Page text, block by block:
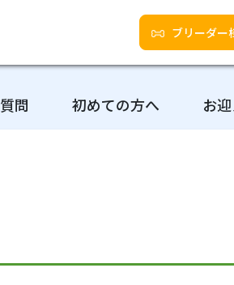
ブリーダー
問 初めての方へ お